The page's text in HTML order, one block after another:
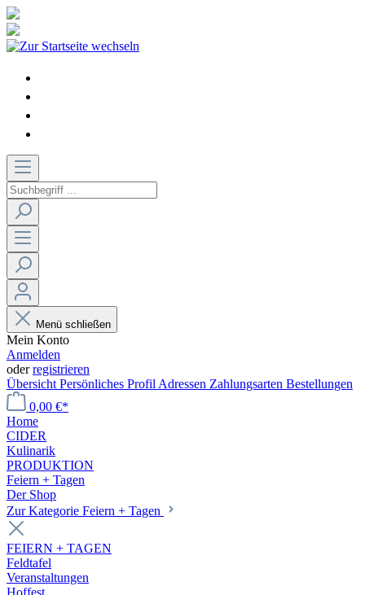
Menü schließen
Mein Konto
Anmelden
oderregistrieren
Übersicht Persönliches Profil Adressen Zahlungsarten Bestellungen
0,00 €*
Home
CIDER
Kulinarik
PRODUKTION
Feiern + Tagen
Der Shop
Zur Kategorie Feiern + Tagen
FEIERN + TAGEN
Feldtafel
Veranstaltungen
Hoffest